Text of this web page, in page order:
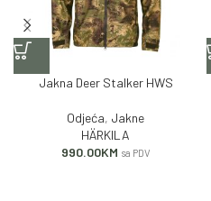
Jakna Deer Stalker HWS
Odjeća, Jakne
HÄRKILA
990.00KM sa PDV